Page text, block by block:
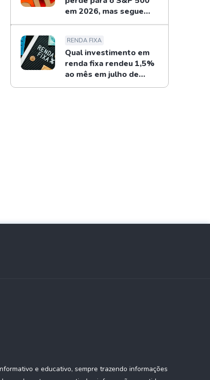
em 2026, mas segue
recompras de Buffett
RENDA FIXA
Qual investimento em
renda fixa rendeu 1,5%
ao mês em julho de
2026?
e educativo, sempre trazendo informações